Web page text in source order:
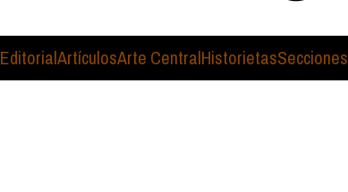
EditorialArtículosArte CentralHistorietasSecciones